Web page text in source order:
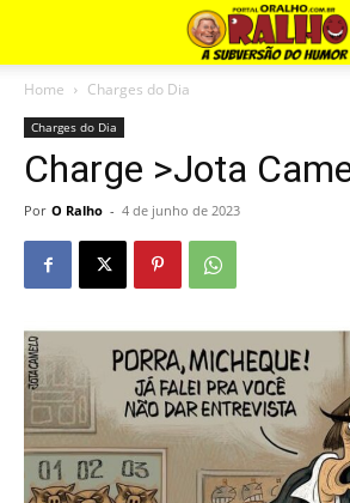
Home Charges do Dia
Charges do Dia
Charge >Jota
Por O Ralho - 4 de junho de 2023